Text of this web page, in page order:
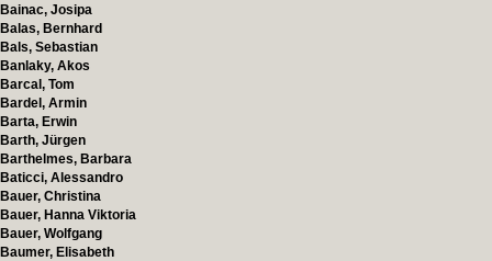
Bainac, Josipa
Balas, Bernhard
Bals, Sebastian
Banlaky, Akos
Barcal, Tom
Bardel, Armin
Barta, Erwin
Barth, Jürgen
Barthelmes, Barbara
Baticci, Alessandro
Bauer, Christina
Bauer, Hanna Viktoria
Bauer, Wolfgang
Baumer, Elisabeth